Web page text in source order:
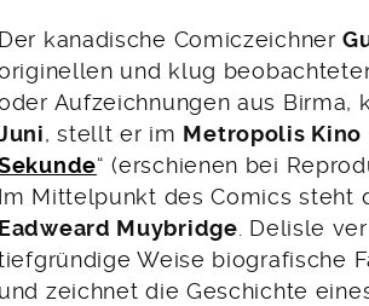
Der kanadische Comiczeichner
und klug
Aufzeichnungen aus Birma,
, stellt er im Metropolis Kino
“ (erschienen bei
Im Mittelpunkt des Comics steht
Eadweard Muybridge. Delisle
Weise biografische
und zeichnet die Geschichte